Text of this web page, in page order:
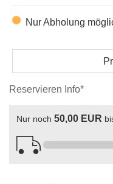
Nur Abholung
Reservieren Info*
Nur noch 50,00 EUR